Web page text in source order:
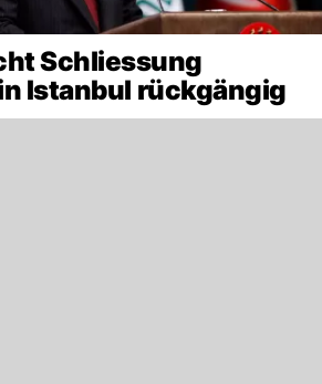
Schliessung
Istanbul rückgängig